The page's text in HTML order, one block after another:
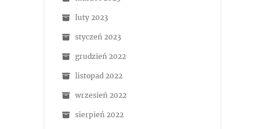
luty 2023
styczeń 2023
grudzień 2022
listopad 2022
wrzesień 2022
sierpień 2022